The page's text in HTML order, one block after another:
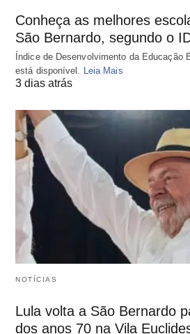
Conheça as melhores
São Bernardo, segundo o
Índice de Desenvolvimento da Educação
está disponível.
Leia Mais
3 dias atrás
NOTÍCIAS
Lula volta a São Bernardo
dos anos 70 na Vila